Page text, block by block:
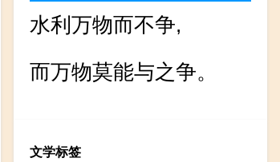
水利万物而不争,
而万物莫能与之争。
文学标签